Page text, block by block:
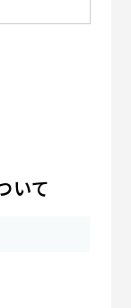
いて